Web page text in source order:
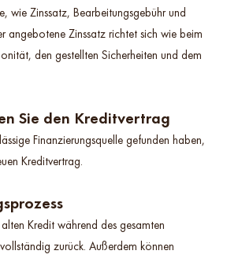
wie Zinssatz, Bearbeitungsgebühr und
angebotene Zinssatz richtet sich wie beim
den gestellten Sicherheiten und dem
Sie den Kreditvertrag
Finanzierungsquelle gefunden haben,
Kreditvertrag.
Kredit während des gesamten
zurück. Außerdem können